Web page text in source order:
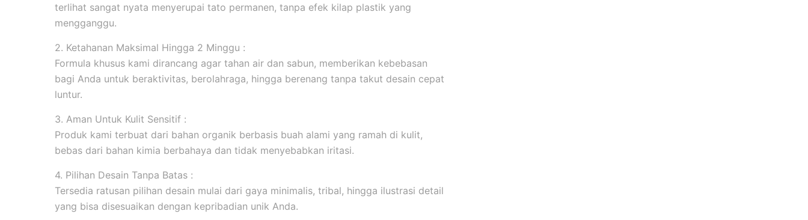
terlihat sangat nyata menyerupai tato permanen, tanpa efek kilap plastik yang
mengganggu.
2. Ketahanan Maksimal Hingga 2 Minggu :
Formula khusus kami dirancang agar tahan air dan sabun, memberikan kebebasan
bagi Anda untuk beraktivitas, berolahraga, hingga berenang tanpa takut desain cepat
luntur.
3. Aman Untuk Kulit Sensitif :
Produk kami terbuat dari bahan organik berbasis buah alami yang ramah di kulit,
bebas dari bahan kimia berbahaya dan tidak menyebabkan iritasi.
4. Pilihan Desain Tanpa Batas :
Tersedia ratusan pilihan desain mulai dari gaya minimalis, tribal, hingga ilustrasi detail
yang bisa disesuaikan dengan kepribadian unik Anda.